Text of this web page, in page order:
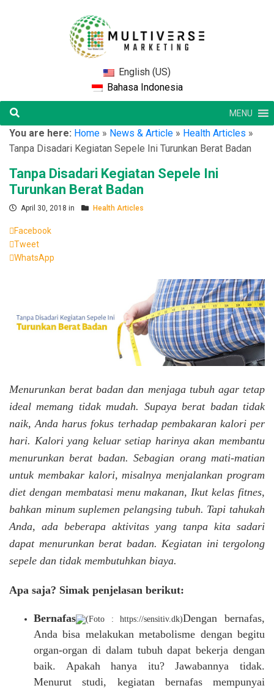
English (US)
Bahasa Indonesia
MENU
You are here: Home » News & Article » Health Articles »
Tanpa Disadari Kegiatan Sepele Ini Turunkan Berat Badan
Tanpa Disadari Kegiatan Sepele Ini
Turunkan Berat Badan
April 30, 2018 in Health Articles
Facebook
Tweet
WhatsApp
Menurunkan berat badan dan menjaga tubuh agar tetap
ideal memang tidak mudah. Supaya berat badan tidak
naik, Anda harus fokus terhadap pembakaran kalori per
hari. Kalori yang keluar setiap harinya akan membantu
menurunkan berat badan. Sebagian orang mati-matian
untuk membakar kalori, misalnya menjalankan program
diet dengan membatasi menu makanan, Ikut kelas fitnes,
bahkan minum suplemen pelangsing tubuh. Tapi tahukah
Anda, ada beberapa aktivitas yang tanpa kita sadari
dapat menurunkan berat badan. Kegiatan ini tergolong
sepele dan tidak membutuhkan biaya.
Apa saja? Simak penjelasan berikut:
Bernafas (Foto : https://sensitiv.dk)Dengan bernafas,
Anda bisa melakukan metabolisme dengan begitu
organ-organ di dalam tubuh dapat bekerja dengan
baik. Apakah hanya itu? Jawabannya tidak.
Menurut studi, kegiatan bernafas mempunyai